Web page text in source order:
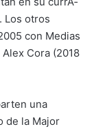
Los otros
con Medias
Cora (2018
una
de la Major